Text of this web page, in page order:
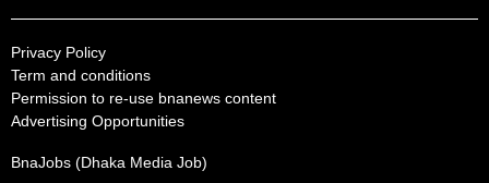
Privacy Policy
Term and conditions
Permission to re-use bnanews content
Advertising Opportunities
BnaJobs (Dhaka Media Job)